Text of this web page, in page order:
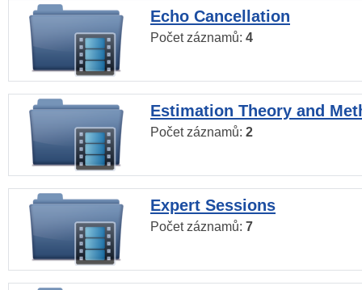
Echo Cancellation
Počet záznamů: 4
Estimation Theory and
Počet záznamů: 2
Expert Sessions
Počet záznamů: 7